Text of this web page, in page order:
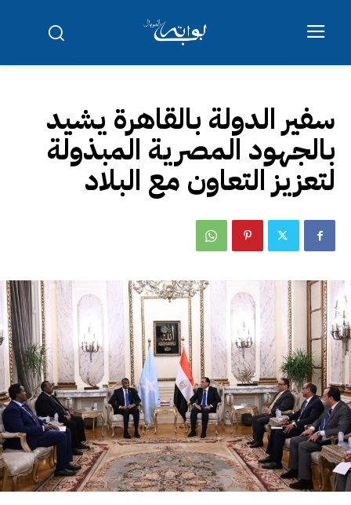
سفير الدولة بالقاهرة يشيد
بالجهود المصرية المبذولة
لتعزيز التعاون مع البلاد